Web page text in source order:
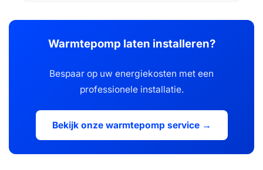
Warmtepomp laten installeren?
Bespaar op uw energiekosten met een
professionele installatie.
Bekijk onze warmtepomp service →